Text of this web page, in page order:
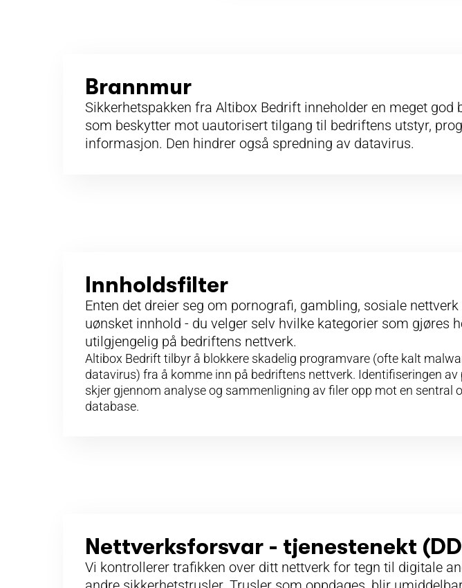
Brannmur
Sikkerhetspakken fra Altibox Bedrift inneholder en meget god
som beskytter mot uautorisert tilgang til bedriftens utstyr,
informasjon. Den hindrer også spredning av datavirus.
Innholdsfilter
Enten det dreier seg om pornografi, gambling, sosiale
uønsket innhold - du velger selv hvilke kategorier som gjøres
utilgjengelig på bedriftens nettverk.
Altibox Bedrift tilbyr å blokkere skadelig programvare (ofte kalt
datavirus) fra å komme inn på bedriftens nettverk. Identifiseringen
skjer gjennom analyse og sammenligning av filer opp mot en sentral
database.
Nettverksforsvar - tjenestenekt
Vi kontrollerer trafikken over ditt nettverk for tegn til digitale